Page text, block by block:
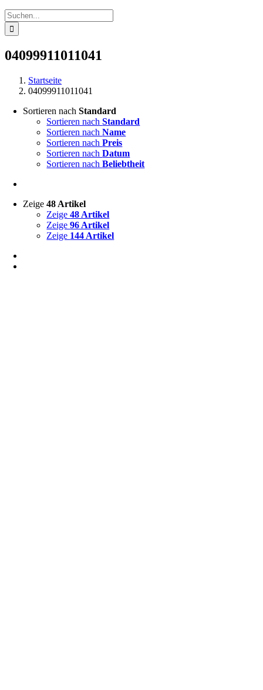
Suche
nach:
04099911011041
Startseite
04099911011041
Sortieren nachStandard
Sortieren nachStandard
Sortieren nachName
Sortieren nachPreis
Sortieren nachDatum
Sortieren nachBeliebtheit
Zeige48 Artikel
Zeige48 Artikel
Zeige96 Artikel
Zeige 144 Artikel